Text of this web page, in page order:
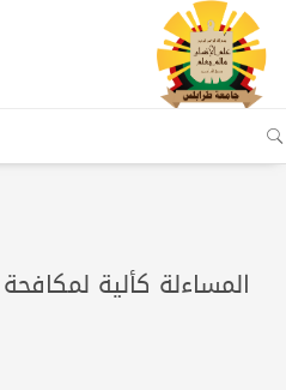
المساءلة كألية